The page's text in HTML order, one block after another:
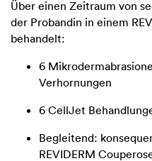
Über einen Zeitraum von
der Probandin in einem
behandelt:
6
Verhornungen
6 CellJet
Begleitend:
REVIDERM